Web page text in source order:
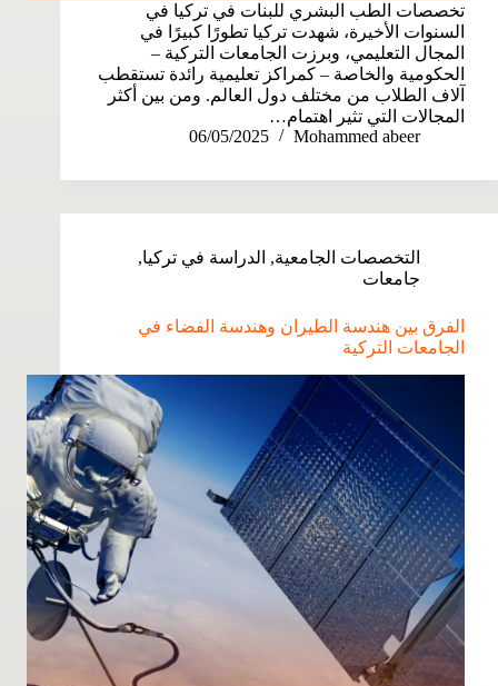
تخصصات الطب البشري للبنات في تركيا في
السنوات الأخيرة، شهدت تركيا تطورًا كبيرًا في
المجال التعليمي، وبرزت الجامعات التركية –
الحكومية والخاصة – كمراكز تعليمية رائدة تستقطب
آلاف الطلاب من مختلف دول العالم. ومن بين أكثر
المجالات التي تثير اهتمام…
Mohammed abeer
06/05/2025
التخصصات الجامعية, الدراسة في تركيا,
جامعات
الفرق بين هندسة الطيران وهندسة الفضاء في
الجامعات التركية